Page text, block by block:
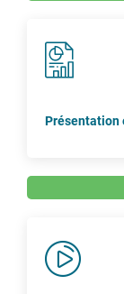
Présentation